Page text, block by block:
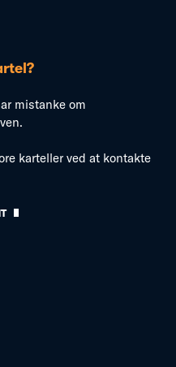
mistanke om
karteller ved at kontakte